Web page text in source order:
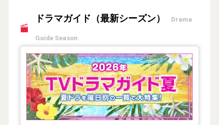
ドラマガイド（最新シーズン） Drama
Guide Season
【2026年夏】TVドラマガイド